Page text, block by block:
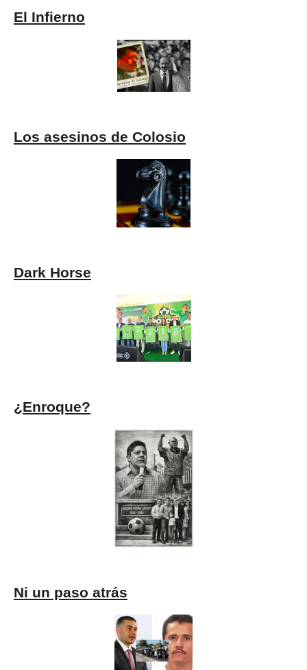
El Infierno
Los asesinos de Colosio
Dark Horse
¿Enroque?
Ni un paso atrás